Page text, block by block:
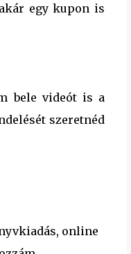
egy kupon is
bele videót is a
szeretnéd
online